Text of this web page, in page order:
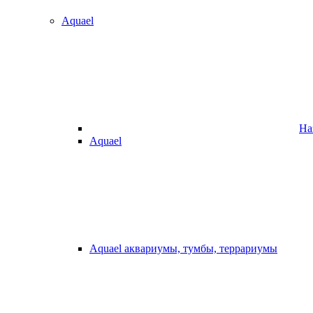
Aquael
Aquael
Aquael аквариумы, тумбы, террариумы